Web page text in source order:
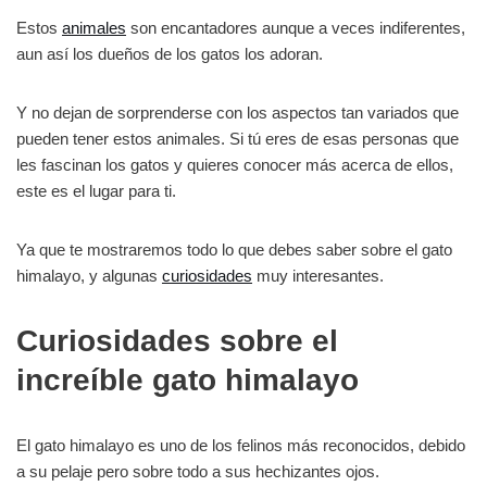
Estos animales son encantadores aunque a veces indiferentes,
aun así los dueños de los gatos los adoran.
Y no dejan de sorprenderse con los aspectos tan variados que
pueden tener estos animales. Si tú eres de esas personas que
les fascinan los gatos y quieres conocer más acerca de ellos,
este es el lugar para ti.
Ya que te mostraremos todo lo que debes saber sobre el gato
himalayo, y algunas curiosidades muy interesantes.
Curiosidades sobre el
increíble gato himalayo
El gato himalayo es uno de los felinos más reconocidos, debido
a su pelaje pero sobre todo a sus hechizantes ojos.